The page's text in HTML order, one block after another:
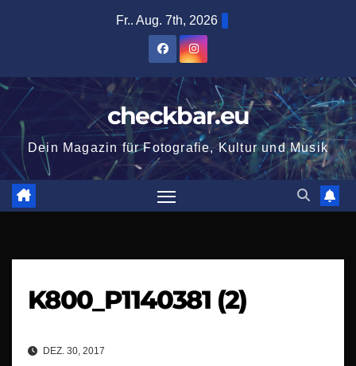
Fr.. Aug. 7th, 2026
checkbar.eu
Dein Magazin für Fotografie, Kultur und Musik
K800_P1140381 (2)
DEZ. 30, 2017